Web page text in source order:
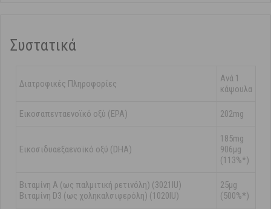
Συστατικά
Διατροφικές Πληροφορίες
Ανά 1
κάψουλα
Εικοσαπενταενοϊκό οξύ (ΕΡΑ) 202mg
Εικοσιδυαεξαενοϊκό οξύ (DHA)
185mg
906μg
(113%*)
Βιταμίνη Α (ως παλμιτική ρετινόλη) (3021IU)
Βιταμίνη D3 (ως χοληκαλσιφερόλη) (1020IU)
25μg
(500%*)